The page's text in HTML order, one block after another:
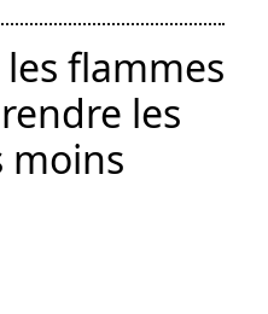
flammes
les
moins